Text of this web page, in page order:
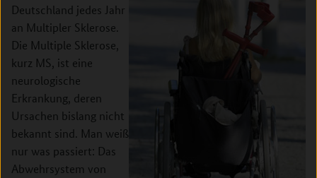
Deutschland jedes Jahr
an Multipler Sklerose.
Die Multiple Sklerose,
kurz MS, ist eine
neurologische
Erkrankung, deren
Ursachen bislang nicht
bekannt sind. Man weiß
nur was passiert: Das
Abwehrsystem von